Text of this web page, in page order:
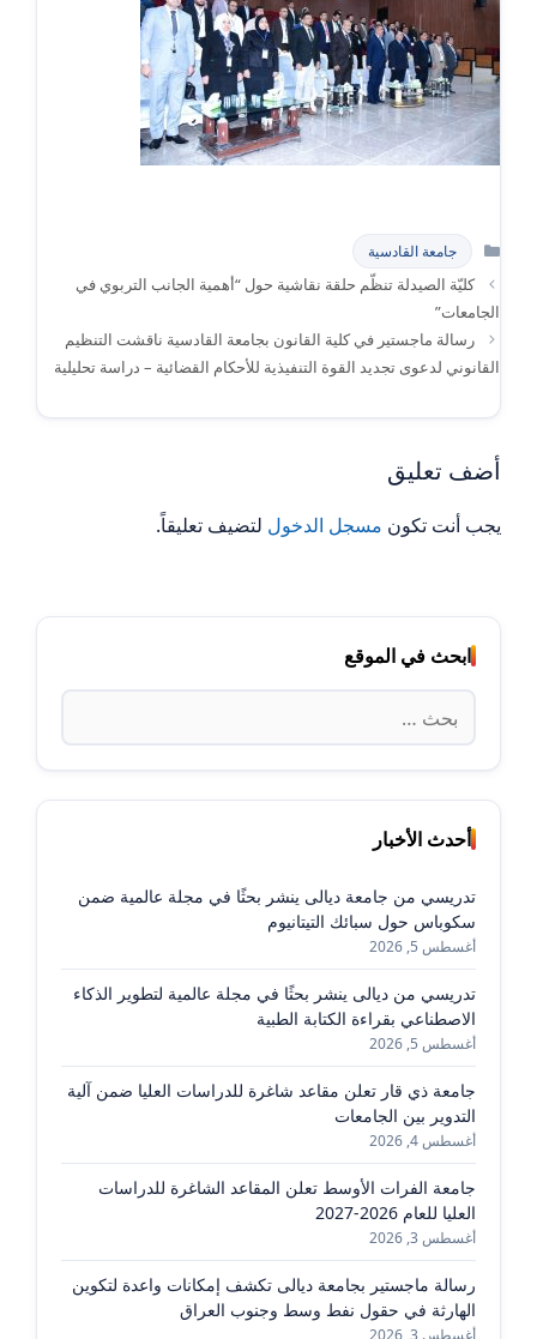
التصنيفات
جامعة القادسية
كليّة الصيدلة تنظّم حلقة نقاشية حول “أهمية الجانب التربوي في
الجامعات”
رسالة ماجستير في كلية القانون بجامعة القادسية ناقشت التنظيم
القانوني لدعوى تجديد القوة التنفيذية للأحكام القضائية – دراسة تحليلية
أضف تعليق
يجب أنت تكون مسجل الدخول لتضيف تعليقاً.
ابحث في الموقع
البحث
عن:
أحدث الأخبار
تدريسي من جامعة ديالى ينشر بحثًا في مجلة عالمية ضمن
سكوباس حول سبائك التيتانيوم
أغسطس 5, 2026
تدريسي من ديالى ينشر بحثًا في مجلة عالمية لتطوير الذكاء
الاصطناعي بقراءة الكتابة الطبية
أغسطس 5, 2026
جامعة ذي قار تعلن مقاعد شاغرة للدراسات العليا ضمن آلية
التدوير بين الجامعات
أغسطس 4, 2026
جامعة الفرات الأوسط تعلن المقاعد الشاغرة للدراسات
العليا للعام 2026-2027
أغسطس 3, 2026
رسالة ماجستير بجامعة ديالى تكشف إمكانات واعدة لتكوين
الهارثة في حقول نفط وسط وجنوب العراق